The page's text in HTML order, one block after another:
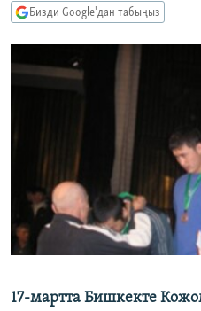
БИЗ ЖАНА ДҮЙНӨ
ЭЕ/АРнун бардык
Бизди Google'дан табыңыз
17-мартта Бишкекте